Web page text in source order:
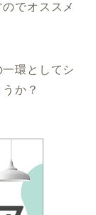
でオススメ
環としてシ
か？